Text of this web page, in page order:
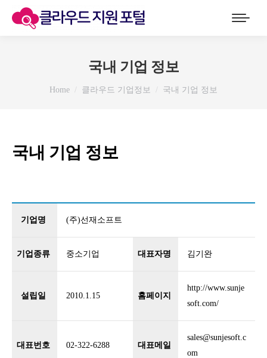
국내 기업 정보
You are here:
Home 클라우드 기업정보 국내 기업 정보
국내 기업 정보
기업명 (주)선재소프트
기업종류 중소기업 대표자명 김기완
설립일 2010.1.15 홈페이지
http://www.sunje
soft.com/
대표번호 02-322-6288 대표메일
sales@sunjesoft.c
om